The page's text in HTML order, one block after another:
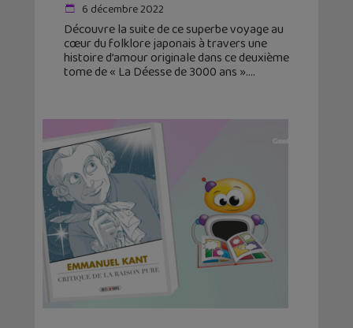
6 décembre 2022
Découvre la suite de ce superbe voyage au
cœur du folklore japonais à travers une
histoire d’amour originale dans ce deuxième
tome de « La Déesse de 3000 ans ».